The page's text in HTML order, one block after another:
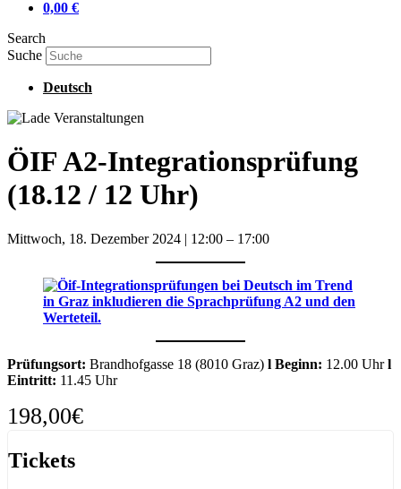
0,00 €
Search
Suche
Deutsch
ÖIF A2-Integrationsprüfung
(18.12 / 12 Uhr)
Mittwoch, 18. Dezember 2024 | 12:00 – 17:00
Prüfungsort: Brandhofgasse 18 (8010 Graz) l Beginn: 12.00 Uhrl
Eintritt: 11.45 Uhr
198,00€
Tickets